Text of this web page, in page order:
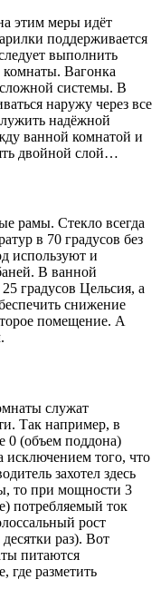
этим меры идёт
поддерживается
выполнить
Вагонка
системы. В
наружу через все
надёжной
ванной комнатой и
двойной слой…
рамы. Стекло всегда
в 70 градусов без
используют и
В ванной
градусов Цельсия, а
снижение
помещение. А
служат
Так например, в
0 (объем поддона)
исключением того, что
захотел здесь
то при мощности 3
потребляемый ток
рост
раз). Вот
питаются
где разметить